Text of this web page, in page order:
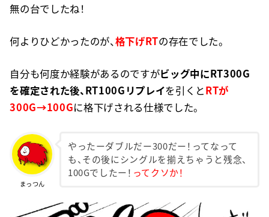
無の台でしたね！
何よりひどかったのが、格下げRTの存在でした。
自分も何度か経験があるのですがビッグ中にRT300G
を確定された後、RT100Gリプレイを引くとRTが
300G→100Gに格下げされる仕様でした。
まっつん
やったーダブルだー300だー！ってなって
も、その後にシングルを揃えちゃうと残念、
100Gでしたー！ ってクソか！